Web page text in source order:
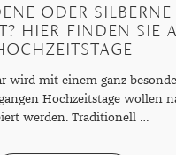
ODER SILBERNE
HIER FINDEN SIE
wird mit einem ganz
Hochzeitstage wollen
werden. Traditionell …